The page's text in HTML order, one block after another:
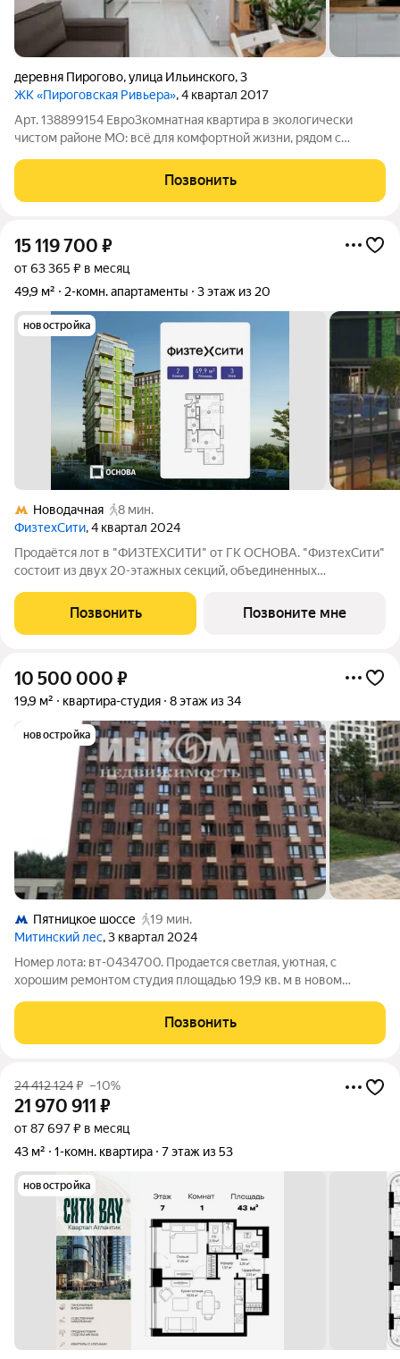
деревня Пирогово,улица Ильинского,3
ЖК «Пироговская Ривьера», 4 квартал 2017
Арт. 138899154 Евро3комнатная квартира в экологически
чистом районе МО: всё для комфортной жизни, рядом с
придётся ничего докупать и переделывать? Продаётся евро3к
квартира с качественным ремонтом,
Позвонить
15 119 700 ₽
от 63 365 ₽ в месяц
49,9 м²
2-комн. апартаменты 3 этаж из 20
новостройка
Новодачная
8 мин.
ФизтехСити, 4 квартал 2024
Продаётся лот в "ФИЗТЕХСИТИ" от ГК ОСНОВА. "ФизтехСити"
состоит из двух 20-этажных секций, объединенных
панорамным остеклением. В кластере собственный
подземный паркинг и гостевые парковки, на первых
Позвонить Позвоните мне
10 500 000 ₽
19,9 м² квартира-студия 8 этаж из 34
новостройка
Пятницкое шоссе
19 мин.
Митинский лес, 3 квартал 2024
Номер лота: вт-0434700. Продается светлая, уютная, с
хорошим ремонтом студия площадью 19,9 кв. м в новом
корпус 4, на 8 этаже 34-этажного дома. Дом входит в
масштабный жилой комплекс
Позвонить
24 412 124₽ –10%
21 970 911 ₽
от 87 697 ₽ в месяц
43 м²
1-комн. квартира 7 этаж из 53
новостройка